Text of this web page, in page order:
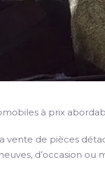
à prix
vente de pièces
d’occasion